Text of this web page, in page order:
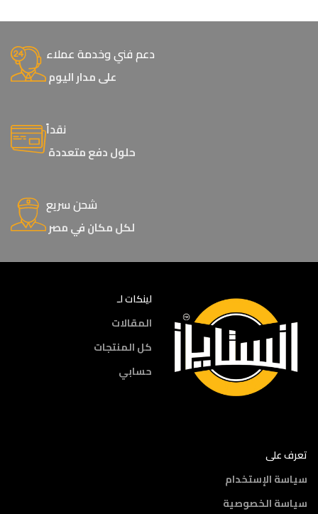
دعم فني وخدمة عملاء
على مدار اليوم
نقداً
حلول دفع متعددة
شحن سريع
لكل مكان في مصر
لينكات لـ
المقالات
كل المنتجات
حسابي
تعرف على
سياسة الإستخدام
سياسة الخصوصية